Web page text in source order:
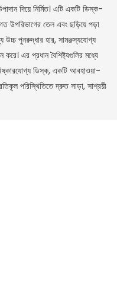
দিয়ে নির্মিত। এটি একটি ডিস্ক-
উপরিভাগের তেল এবং ছড়িয়ে পড়া
পুনরুদ্ধার হার, সামঞ্জস্যযোগ্য
করে। এর প্রধান বৈশিষ্ট্যগুলির মধ্যে
ডিস্ক, একটি আবহাওয়া-
পরিস্থিতিতে দ্রুত সাড়া, সাশ্রয়ী